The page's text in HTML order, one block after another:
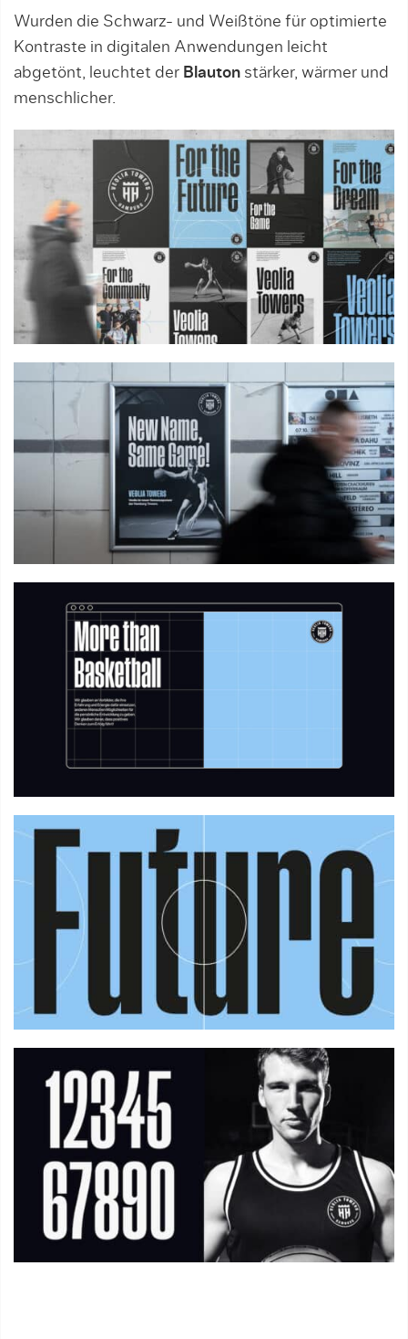
Wurden die Schwarz- und Weißtöne für optimierte
Kontraste in digitalen Anwendungen leicht
abgetönt, leuchtet der Blauton stärker, wärmer und
menschlicher.